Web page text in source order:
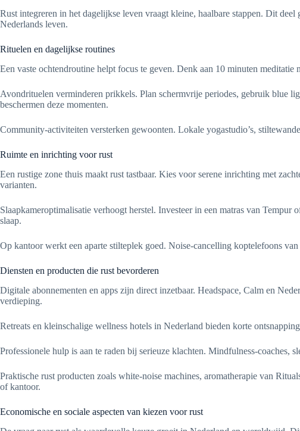
Rust integreren in het dagelijkse leven vraagt kleine, haalbare stappen. Dit
Nederlands leven.
Rituelen en dagelijkse routines
Een vaste ochtendroutine helpt focus te geven. Denk aan 10 minuten
Avondrituelen verminderen prikkels. Plan schermvrije periodes, gebruik blue
beschermen deze momenten.
Community-activiteiten versterken gewoonten. Lokale yogastudio’s,
Ruimte en inrichting voor rust
Een rustige zone thuis maakt rust tastbaar. Kies voor serene inrichting met
varianten.
Slaapkameroptimalisatie verhoogt herstel. Investeer in een matras van
slaap.
Op kantoor werkt een aparte stilteplek goed. Noise-cancelling koptelefoons
Diensten en producten die rust bevorderen
Digitale abonnementen en apps zijn direct inzetbaar. Headspace, Calm en
verdieping.
Retreats en kleinschalige wellness hotels in Nederland bieden korte
Professionele hulp is aan te raden bij serieuze klachten. Mindfulness-coaches,
Praktische rust producten zoals white-noise machines, aromatherapie van
of kantoor.
Economische en sociale aspecten van kiezen voor rust